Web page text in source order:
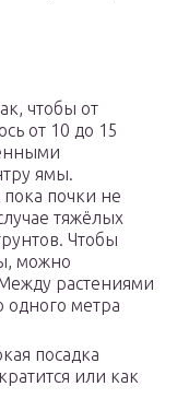
чтобы от
от 10 до 15
ямы.
почки не
тяжёлых
Чтобы
можно
растениями
одного метра
посадка
или как